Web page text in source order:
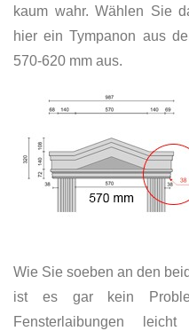
kaum wahr. Wählen Sie
hier ein Tympanon aus
570-620 mm aus.
Wie Sie soeben an den
ist es gar kein
Fensterlaibungen